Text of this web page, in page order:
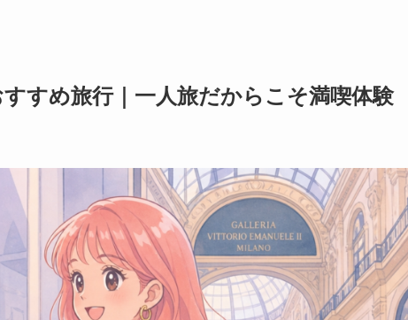
すめ旅行｜一人旅だからこそ満喫体験